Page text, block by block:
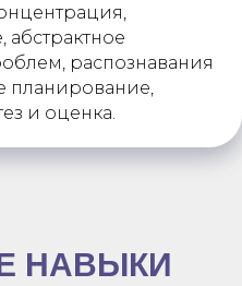
распознавания
планирование,
и оценка.
НАВЫКИ